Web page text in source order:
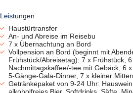
Bordsprachen:
deutsch, englisch
Kabinennummer:
Gern nehmen wir Ihre Wünsche
Kabinennummern obliegt der Reederei.
Mahlzeiten:
Vollpension & Getränke (von 9 bis 24
Reederei:
Leistungen
Haustürtransfer
An- und Abreise im Reisebu
7 x Übernachtung an Bord
Vollpension an Bord (beginnt mit
Frühstück/Abreisetag): 7 x Frühstück,
Nachmittagskaffee/-tee mit Gebäck, 6
5-Gänge-Gala-Dinner, 7 x kleiner
Getränkepaket von 9-24 Uhr:
alkoholfreies Bier, Softdrinks, Säfte,